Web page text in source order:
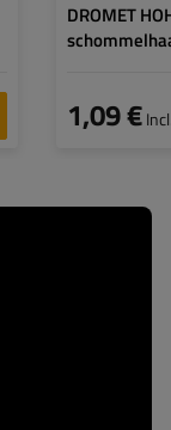
DROMET
1,09 €